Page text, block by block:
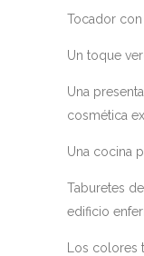
Tocador
Un toque
Una
cosmética
Una cocina
Taburetes
edificio
Los colores